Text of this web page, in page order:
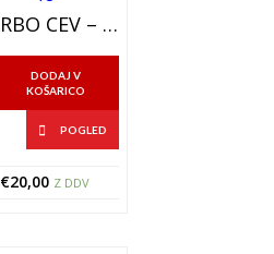
TURBO CEV – INTERCOOLER CEV – 300-6021-18
DODAJ V
KOŠARICO
POGLED
€20,00 Z DDV